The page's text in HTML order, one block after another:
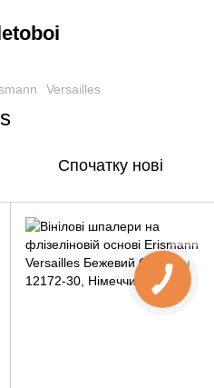
Versailles
Спочатку нові